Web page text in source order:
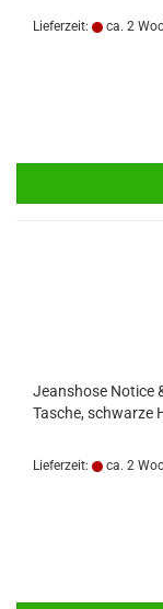
Lieferzeit: ca. 2
Jeanshose Notice
Tasche, schwarze
Lieferzeit: ca. 2